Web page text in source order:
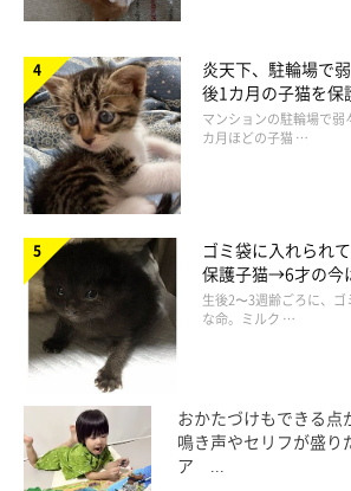
大きなボディーと大きな心は、しっかりと
2002年9月10日ー2019年9月20日
てんてん
通称てんちゃん。うにまむ家初の小ぶりな
らのアイドル気質！ 今日もみんなを虜にす
惜しみなく振りまいております。
2013年8月1日生まれ(推定)
ムームー
我が家初の単色！シャルトリューの男のコ
ん…と思っていたら、うにやもーちゃんに
きな猫に！何事にも動じないおだやかボー
2019年4月18日生まれ
炎天下、駐輪場で
後1カ月の子猫を
でツンデレなコに成
マンションの駐輪場で
カ月ほどの子猫 …
ゴミ袋に入れられ
保護子猫→6才の
美しい黒猫に成長
生後2〜3週齢ごろに、
な命。ミルク …
おかたづけもできる点
鳴き声やセリフが盛り
ア ...